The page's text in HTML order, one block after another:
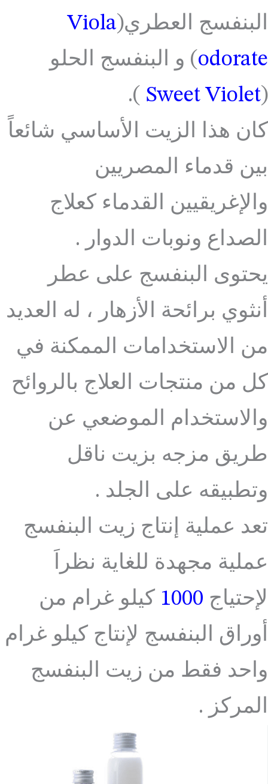
البنفسج العطري(Viola
odorate) و البنفسج الحلو
(
Sweet Violet
).
كان هذا الزيت الأساسي شائعاً
بين قدماء المصريين
والإغريقيين القدماء كعلاج
الصداع ونوبات الدوار .
يحتوى البنفسج على عطر
أنثوي برائحة الأزهار ، له العديد
من الاستخدامات الممكنة في
كل من منتجات العلاج بالروائح
والاستخدام الموضعي عن
طريق مزجه بزيت ناقل
وتطبيقه على الجلد .
تعد عملية إنتاج زيت البنفسج
عملية مجهدة للغاية نظراَ
لإحتياج 1000 كيلو غرام من
أوراق البنفسج لإنتاج كيلو غرام
واحد فقط من زيت البنفسج
المركز .